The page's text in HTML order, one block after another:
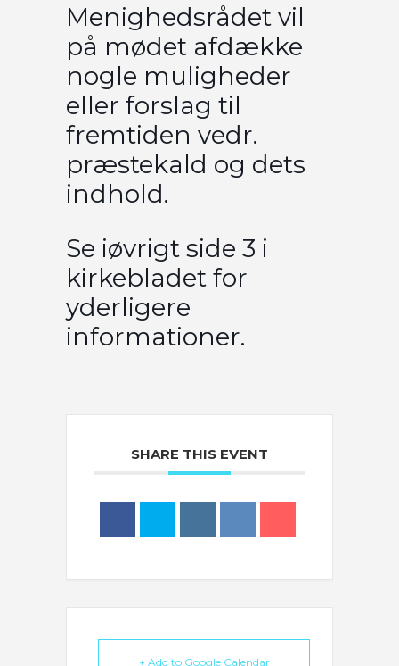
Menighedsrådet vil
på mødet afdække
nogle muligheder
eller forslag til
fremtiden vedr.
præstekald og dets
indhold.
Se iøvrigt side 3 i
kirkebladet for
yderligere
informationer.
SHARE THIS EVENT
+ Add to Google Calendar